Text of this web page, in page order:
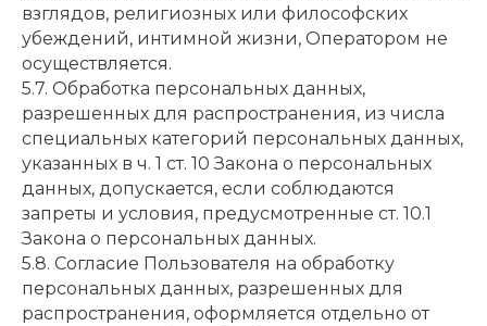
взглядов, религиозных или философских
убеждений, интимной жизни, Оператором не
осуществляется.
5.7. Обработка персональных данных,
разрешенных для распространения, из числа
специальных категорий персональных данных,
указанных в ч. 1 ст. 10 Закона о персональных
данных, допускается, если соблюдаются
запреты и условия, предусмотренные ст. 10.1
Закона о персональных данных.
5.8. Согласие Пользователя на обработку
персональных данных, разрешенных для
распространения, оформляется отдельно от